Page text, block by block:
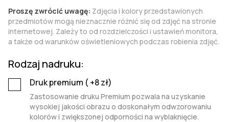
Proszę zwrócić uwagę: Zdjęcia i kolory przedstawionych
przedmiotów mogą nieznacznie różnić się od zdjęć na stronie
internetowej. Zależy to od rozdzielczości i ustawień monitora,
a także od warunków oświetleniowych podczas robienia zdjęć.
Rodzaj nadruku:
Druk premium ( +8zł)
Zastosowanie druku Premium pozwala na uzyskanie
wysokiej jakości obrazu o doskonałym odwzorowaniu
kolorów i zwiększonej odporności na wyblaknięcie.